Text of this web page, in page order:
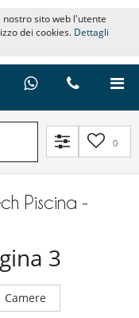
sito web l'utente
dei cookies. Dettagli
0
Piscina -
3
Camere